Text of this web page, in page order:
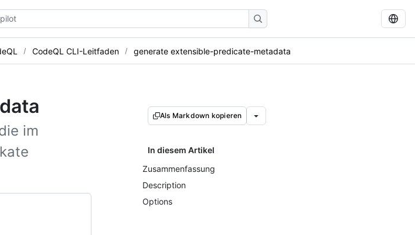
CodeQL CLI-Leitfaden generate extensible-predicate-metadata
im
Als Markdown kopieren
In diesem Artikel
Zusammenfassung
Description
Options